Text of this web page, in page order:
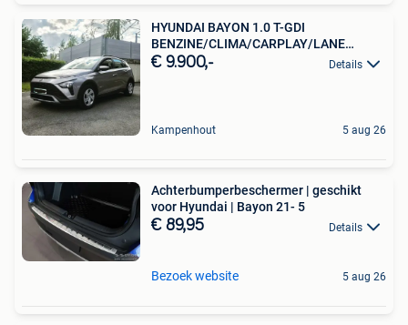
HYUNDAI BAYON 1.0 T-GDI
BENZINE/CLIMA/CARPLAY/LANE
ASISTEN
€ 9.900,- Details
Kampenhout 5 aug 26
Achterbumperbeschermer | geschikt
voor Hyundai | Bayon 21- 5
€ 89,95 Details
Bezoek website 5 aug 26